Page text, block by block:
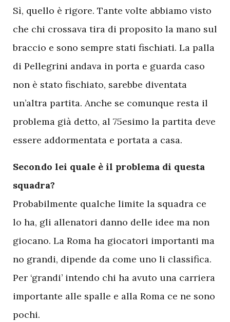
Sì, quello è rigore. Tante volte abbiamo visto
che chi crossava tira di proposito la mano sul
braccio e sono sempre stati fischiati. La palla
di Pellegrini andava in porta e guarda caso
non è stato fischiato, sarebbe diventata
un’altra partita. Anche se comunque resta il
problema già detto, al 75esimo la partita deve
essere addormentata e portata a casa.
Secondo lei quale è il problema di questa
squadra?
Probabilmente qualche limite la squadra ce
lo ha, gli allenatori danno delle idee ma non
giocano. La Roma ha giocatori importanti ma
no grandi, dipende da come uno li classifica.
Per ‘grandi’ intendo chi ha avuto una carriera
importante alle spalle e alla Roma ce ne sono
pochi.